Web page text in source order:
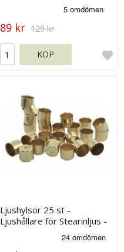
89 kr 129 kr
KÖP
Ljushylsor 25 st -
Ljushållare för Stearinljus -
Dia 21 mm - Förgylld